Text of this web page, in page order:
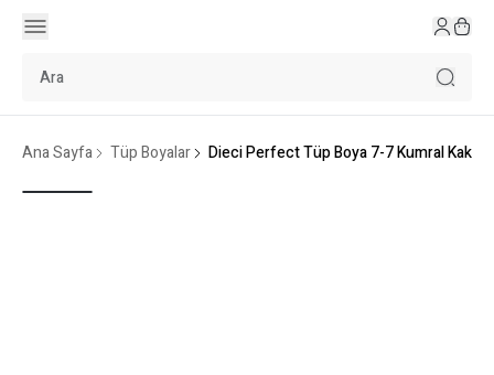
Ana Sayfa Tüp Boyalar Dieci Perfect Tüp Boya 7-7 Kumral Kakao